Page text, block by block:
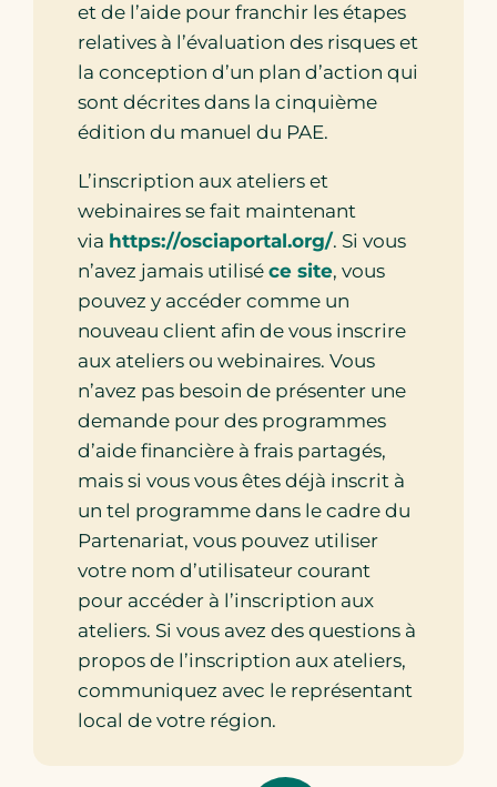
et de l’aide pour franchir les étapes
relatives à l’évaluation des risques et
la conception d’un plan d’action qui
sont décrites dans la cinquième
édition du manuel du PAE.
L’inscription aux ateliers et
webinaires se fait maintenant
via https://osciaportal.org/. Si vous
n’avez jamais utilisé ce site, vous
pouvez y accéder comme un
nouveau client afin de vous inscrire
aux ateliers ou webinaires. Vous
n’avez pas besoin de présenter une
demande pour des programmes
d’aide financière à frais partagés,
mais si vous vous êtes déjà inscrit à
un tel programme dans le cadre du
Partenariat, vous pouvez utiliser
votre nom d’utilisateur courant
pour accéder à l’inscription aux
ateliers. Si vous avez des questions à
propos de l’inscription aux ateliers,
communiquez avec le représentant
local de votre région.